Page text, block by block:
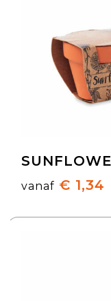
vanaf € 1,34